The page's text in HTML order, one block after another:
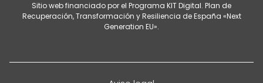
Sitio web financiado por el Programa KIT Digital. Plan de
Recuperación, Transformación y Resiliencia de España «Next
Generation EU».